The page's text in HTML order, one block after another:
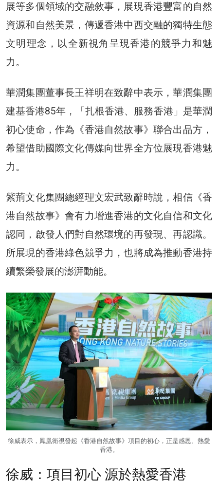
展等多個領域的交融敘事，展現香港豐富的自然
資源和自然美景，傳遞香港中西交融的獨特生態
文明理念，以全新視角呈現香港的競爭力和魅
力。
華潤集團董事長王祥明在致辭中表示，華潤集團
建基香港85年，「扎根香港、服務香港」是華潤
初心使命，作為《香港自然故事》聯合出品方，
希望借助國際文化傳媒向世界全方位展現香港魅
力。
紫荊文化集團總經理文宏武致辭時說，相信《香
港自然故事》會有力增進香港的文化自信和文化
認同，啟發人們對自然環境的再發現、再認識。
所展現的香港綠色競爭力，也將成為推動香港持
續繁榮發展的澎湃動能。
徐威表示，鳳凰衛視發起《香港自然故事》項目的初心，正是感恩、熱愛
香港。
徐威：項目初心 源於熱愛香港